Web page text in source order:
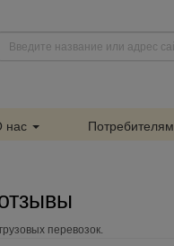
нас Потребителям
перевозок.